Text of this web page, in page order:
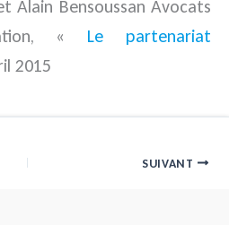
Alain Bensoussan Avocats
« Le partenariat
2015
SUIVANT